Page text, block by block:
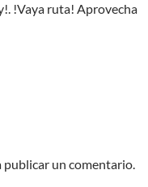
!Vaya ruta! Aprovecha
publicar un comentario.